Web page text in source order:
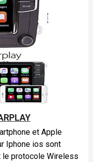
et Apple
Iphone ios sont
le protocole Wireless